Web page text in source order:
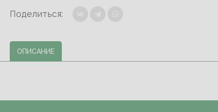
Поделиться:
ОПИСАНИЕ